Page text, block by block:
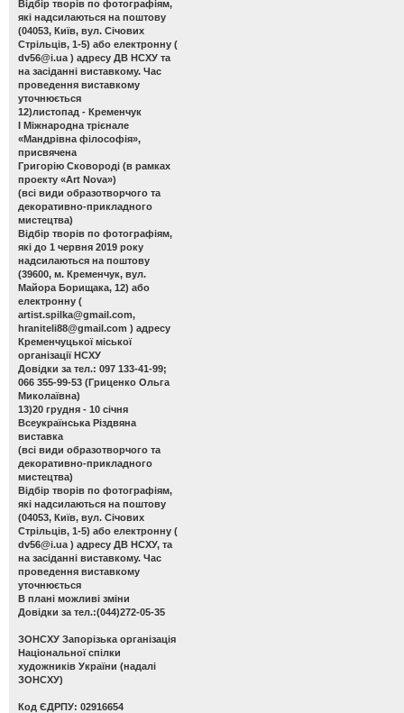
Відбір творів по фотографіям,
які надсилаються на поштову
(04053, Київ, вул. Січових
Стрільців, 1-5) або електронну (
dv56@i.ua ) адресу ДВ НСХУ та
на засіданні виставкому. Час
проведення виставкому
уточнюється
12)листопад - Кременчук
І Міжнародна трієнале
«Мандрівна філософія»,
присвячена
Григорію Сковороді (в рамках
проекту «Art Nova»)
(всі види образотворчого та
декоративно-прикладного
мистецтва)
Відбір творів по фотографіям,
які до 1 червня 2019 року
надсилаються на поштову
(39600, м. Кременчук, вул.
Майора Борищака, 12) або
електронну (
artist.spilka@gmail.com,
hraniteli88@gmail.com ) адресу
Кременчуцької міської
організації НСХУ
Довідки за тел.: 097 133-41-99;
066 355-99-53 (Гриценко Ольга
Миколаївна)
13)20 грудня - 10 січня
Всеукраїнська Різдвяна
виставка
(всі види образотворчого та
декоративно-прикладного
мистецтва)
Відбір творів по фотографіям,
які надсилаються на поштову
(04053, Київ, вул. Січових
Стрільців, 1-5) або електронну (
dv56@i.ua ) адресу ДВ НСХУ, та
на засіданні виставкому. Час
проведення виставкому
уточнюється
В плані можливі зміни
Довідки за тел.:(044)272-05-35
ЗОНСХУ Запорізька організація
Національної спілки
художників України (надалі
ЗОНСХУ)
Код ЄДРПУ: 02916654